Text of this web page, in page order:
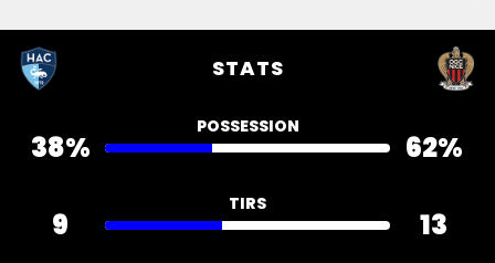
STATS
POSSESSION
38% 62%
TIRS
9 13